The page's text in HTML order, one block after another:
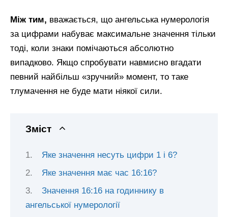
Між тим, вважається, що ангельська нумерологія
за цифрами набуває максимальне значення тільки
тоді, коли знаки помічаються абсолютно
випадково. Якщо спробувати навмисно вгадати
певний найбільш «зручний» момент, то таке
тлумачення не буде мати ніякої сили.
Зміст
Яке значення несуть цифри 1 і 6?
Яке значення має час 16:16?
Значення 16:16 на годиннику в
ангельської нумерології